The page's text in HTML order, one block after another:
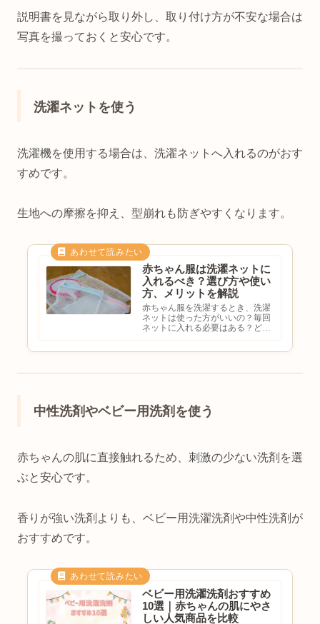
説明書を見ながら取り外し、取り付け方が不安な場合は
写真を撮っておくと安心です。
洗濯ネットを使う
洗濯機を使用する場合は、洗濯ネットへ入れるのがおす
すめです。
生地への摩擦を抑え、型崩れも防ぎやすくなります。
赤ちゃん服は洗濯ネットに
入れるべき？選び方や使い
方、メリットを解説
赤ちゃん服を洗濯するとき、洗濯
ネットは使った方がいいの？毎回
ネットに入れる必要はある？どん
中性洗剤やベビー用洗剤を使う
赤ちゃんの肌に直接触れるため、刺激の少ない洗剤を選
ぶと安心です。
香りが強い洗剤よりも、ベビー用洗濯洗剤や中性洗剤が
おすすめです。
ベビー用洗濯洗剤おすすめ
10選｜赤ちゃんの肌にやさ
しい人気商品を比較